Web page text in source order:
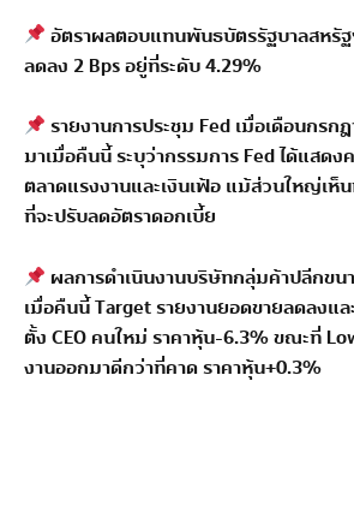
อัตราผลตอบแทนพันธบัตรรัฐบาลสหรั
ลดลง 2 Bps อยู่ที่ระดับ 4.29%
รายงานการประชุม Fed เมื่อเดือนกรก
มาเมื่อคืนนี้ ระบุว่ากรรมการ Fed ได้แสด
ตลาดแรงงานและเงินเฟ้อ แม้ส่วนใหญ่เห็
ที่จะปรับลดอัตราดอกเบี้ย
ผลการดำเนินงานบริษัทกลุ่มค้าปลีกข
เมื่อคืนนี้ Target รายงานยอดขายลดลงแ
ตั้ง CEO คนใหม่ ราคาหุ้น-6.3% ขณะที่
งานออกมาดีกว่าที่คาด ราคาหุ้น+0.3%